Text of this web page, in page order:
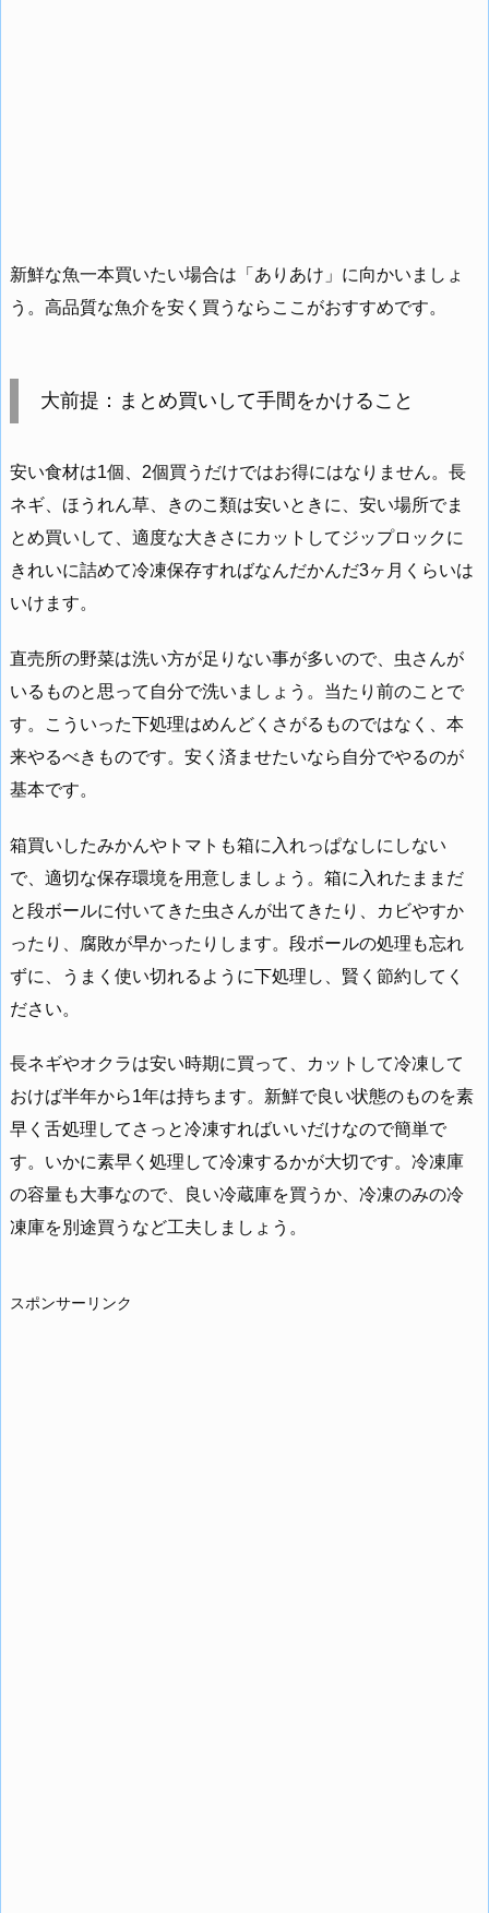
新鮮な魚一本買いたい場合は「ありあけ」に向かいましょ
う。高品質な魚介を安く買うならここがおすすめです。
大前提：まとめ買いして手間をかけること
安い食材は1個、2個買うだけではお得にはなりません。長
ネギ、ほうれん草、きのこ類は安いときに、安い場所でま
とめ買いして、適度な大きさにカットしてジップロックに
きれいに詰めて冷凍保存すればなんだかんだ3ヶ月くらいは
いけます。
直売所の野菜は洗い方が足りない事が多いので、虫さんが
いるものと思って自分で洗いましょう。当たり前のことで
す。こういった下処理はめんどくさがるものではなく、本
来やるべきものです。安く済ませたいなら自分でやるのが
基本です。
箱買いしたみかんやトマトも箱に入れっぱなしにしない
で、適切な保存環境を用意しましょう。箱に入れたままだ
と段ボールに付いてきた虫さんが出てきたり、カビやすか
ったり、腐敗が早かったりします。段ボールの処理も忘れ
ずに、うまく使い切れるように下処理し、賢く節約してく
ださい。
長ネギやオクラは安い時期に買って、カットして冷凍して
おけば半年から1年は持ちます。新鮮で良い状態のものを素
早く舌処理してさっと冷凍すればいいだけなので簡単で
す。いかに素早く処理して冷凍するかが大切です。冷凍庫
の容量も大事なので、良い冷蔵庫を買うか、冷凍のみの冷
凍庫を別途買うなど工夫しましょう。
スポンサーリンク